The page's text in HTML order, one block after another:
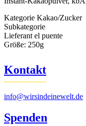
Kategorie Kakao/Zucker
Subkategorie
Lieferant el puente
Größe: 250g
Kontakt
info@wirsindeinewelt.de
Spenden